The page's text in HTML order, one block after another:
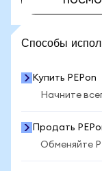
Способы
Купить PEPon
Начните
Продать
Обменяйте